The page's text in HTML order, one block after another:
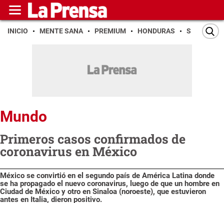
INICIO MENTE SANA PREMIUM HONDURAS SAN PEDRO
Mundo
Primeros casos confirmados de
coronavirus en México
México se convirtió en el segundo país de América Latina donde
se ha propagado el nuevo coronavirus, luego de que un hombre en
Ciudad de México y otro en Sinaloa (noroeste), que estuvieron
antes en Italia, dieron positivo.